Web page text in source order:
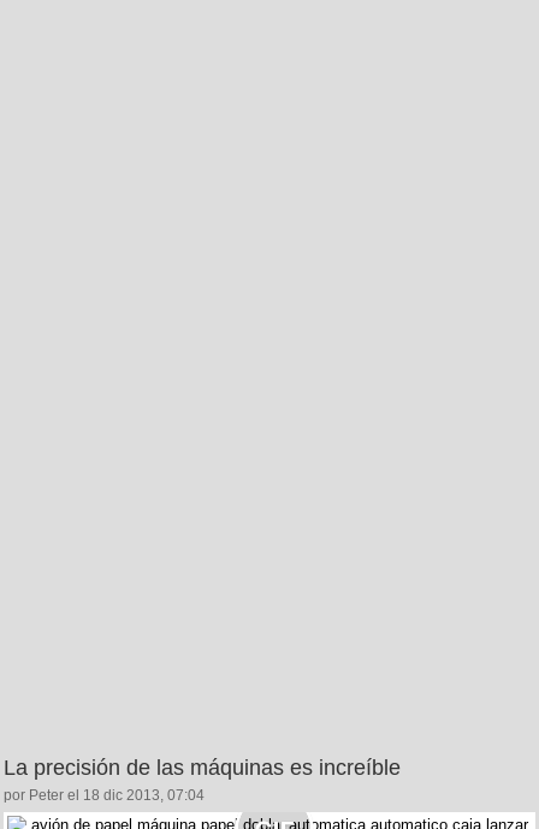
La precisión de las máquinas es increíble
por Peter el 18 dic 2013, 07:04